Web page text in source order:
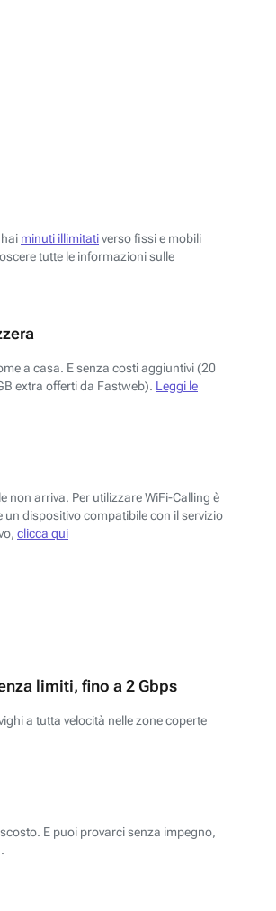
minuti illimitativerso fissi e mobili
tutte le informazioni sulle
a casa. E senza costi aggiuntivi (20
extra offerti da Fastweb). Leggi le
non arriva. Per utilizzare WiFi-Calling è
un dispositivo compatibile con il servizio
clicca qui
limiti, fino a 2 Gbps
a tutta velocità nelle zone coperte
E puoi provarci senza impegno,